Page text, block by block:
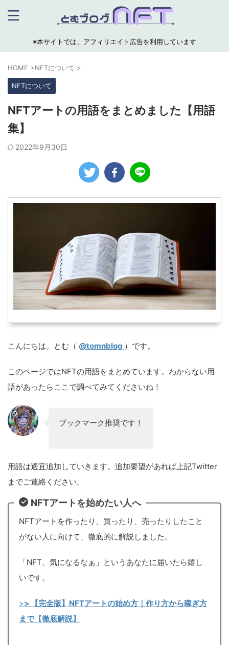
※本サイトでは、アフィリエイト広告を利用しています
HOME >NFTについて >
NFTについて
NFTアートの用語をまとめました【用語
集】
2022年9月30日
こんにちは。とむ（ @tomnblog ）です。
このページではNFTの用語をまとめています。わからない用
語があったらここで調べてみてくださいね！
ブックマーク推奨です！
用語は適宜追加していきます。追加要望があれば上記Twitter
までご連絡ください。
NFTアートを始めたい人へ
NFTアートを作ったり、買ったり、売ったりしたこと
がない人に向けて、徹底的に解説しました。
「NFT、気になるなぁ」というあなたに届いたら嬉し
いです。
>> 【完全版】NFTアートの始め方｜作り方から稼ぎ方
まで【徹底解説】